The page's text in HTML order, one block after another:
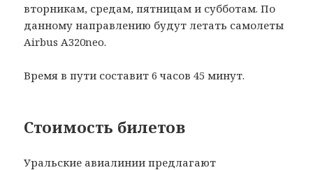
вторникам, средам, пятницам и субботам. По
данному направлению будут летать самолеты
Airbus А320neo.
Время в пути составит 6 часов 45 минут.
Стоимость билетов
Уральские авиалинии предлагают